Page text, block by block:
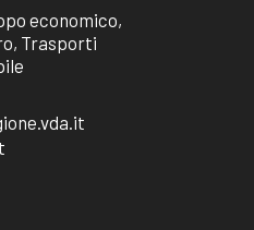
economico,
Trasporti